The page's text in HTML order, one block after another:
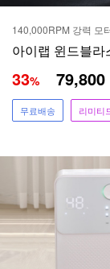
140,000RPM 강력 모
아이랩 윈드블
33% 79,800
무료배송 리미티